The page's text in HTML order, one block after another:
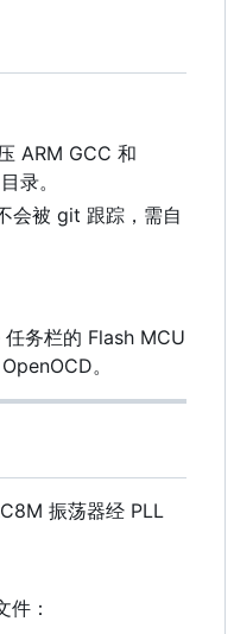
ARM GCC 和
录。
会被 git 跟踪，需自
务栏的 Flash MCU
。
振荡器经 PLL
件：